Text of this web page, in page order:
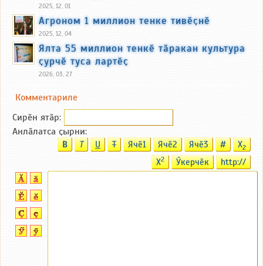
2025, 12, 01
Агроном 1 миллион тенке тивӗҫнӗ
2025, 12, 04
Ялта 55 миллион тенкӗ тӑракан культура
ҫурчӗ туса лартӗҫ
2026, 03, 27
Комментариле
Сирӗн ятӑp:
Анлӑлатса ҫырни:
B T U T Ячӗ1 Ячӗ2 Ячӗ3 # X2
X2 Ӳкерчӗк http://